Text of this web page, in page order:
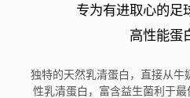
专为有进取心的足
高性能蛋
独特的天然乳清蛋白，直接从牛
性乳清蛋白，富含益生菌利于